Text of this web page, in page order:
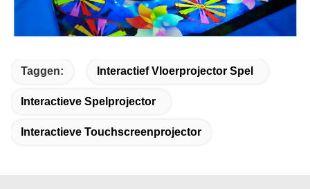
Taggen: Interactief Vloerprojector Spel
Interactieve Spelprojector
Interactieve Touchscreenprojector